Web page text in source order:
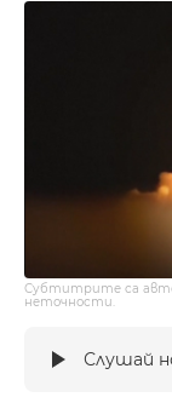
Субтитрите са
неточности.
Слушай